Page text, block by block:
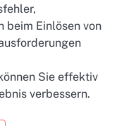
beim Einlösen von
Sie effektiv
verbessern.